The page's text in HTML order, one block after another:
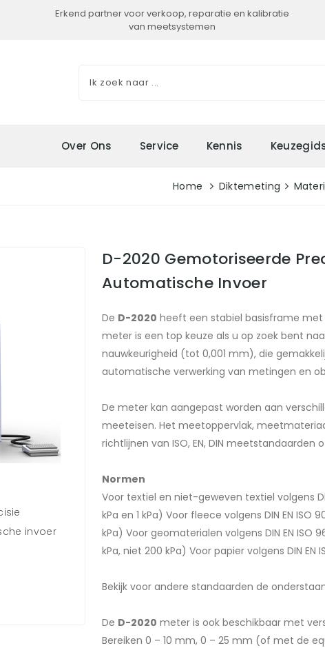
Erkend partner voor verkoop, reparatie en kalibratie
van meetsystemen
Over Ons Service Kennis
Home Diktemeting
invoer
D-2020 Gemotoriseerde
Automatische Invoer
De D-2020 heeft een stabiel basisframe
meter is een top keuze als u op zoek bent
nauwkeurigheid (tot 0,001 mm), die
automatische verwerking van metingen en
De meter kan aangepast worden aan
meeteisen. Het meetoppervlak,
richtlijnen van ISO, EN, DIN
Normen
Voor textiel en niet-geweven textiel volgens
kPa en 1 kPa) Voor fleece volgens DIN EN
kPa) Voor geomaterialen volgens DIN EN
kPa, niet 200 kPa) Voor papier volgens DIN
Bekijk voor andere standaarden de
De D-2020 meter is ook beschikbaar met
Bereiken 0 – 10 mm, 0 – 25 mm (of met de